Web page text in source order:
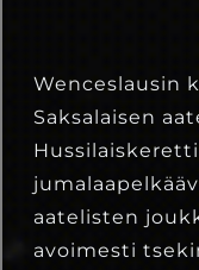
Wenceslausin
Saksalaisen
aatelisten
avoimesti